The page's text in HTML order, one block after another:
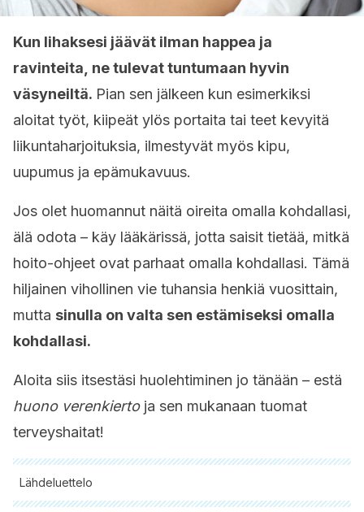
Kun lihaksesi jäävät ilman happea ja
ravinteita, ne tulevat tuntumaan hyvin
väsyneiltä. Pian sen jälkeen kun esimerkiksi
aloitat työt, kiipeät ylös portaita tai teet kevyitä
liikuntaharjoituksia, ilmestyvät myös kipu,
uupumus ja epämukavuus.
Jos olet huomannut näitä oireita omalla kohdallasi,
älä odota – käy lääkärissä, jotta saisit tietää, mitkä
hoito-ohjeet ovat parhaat omalla kohdallasi. Tämä
hiljainen vihollinen vie tuhansia henkiä vuosittain,
mutta sinulla on valta sen estämiseksi omalla
kohdallasi.
Aloita siis itsestäsi huolehtiminen jo tänään – estä
huono verenkiertoja sen mukanaan tuomat
terveyshaitat!
Lähdeluettelo
Kaikki lainatut lähteet tarkistettiin perusteellisesti tiimimme